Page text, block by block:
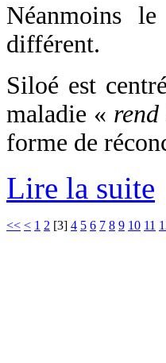
Néanmoins
différent.
Siloé est
maladie «
forme de
Lire la suite
<< < 1 2 [3] 4 5 6 7 8 9 10 11